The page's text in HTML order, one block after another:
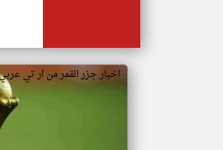
اخبار جزر القمر من ار تي